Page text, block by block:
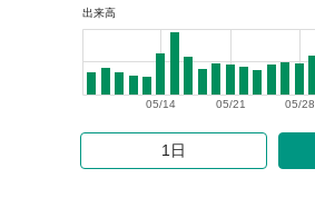
出来高
05/28
05/21
05/14
1日